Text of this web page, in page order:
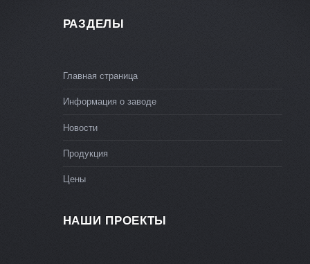
РАЗДЕЛЫ
Главная страница
Информация о заводе
Новости
Продукция
Цены
НАШИ ПРОЕКТЫ